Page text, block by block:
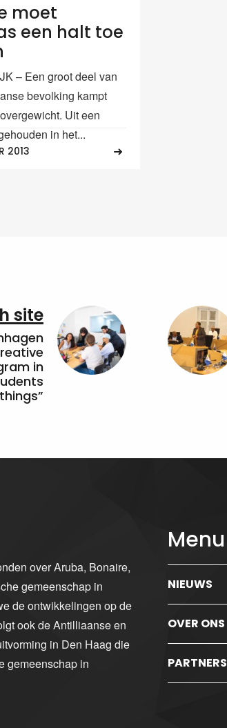
moet
een halt toe
– Een groot deel van
bevolking kampt
Uit een
in het...
2013
site
in
over Aruba, Bonaire,
gemeenschap in
de ontwikkelingen op de
ook de Antilliaanse en
in Den Haag die
gemeenschap in
Menu
NIEUWS
OVER ONS
PARTNERS